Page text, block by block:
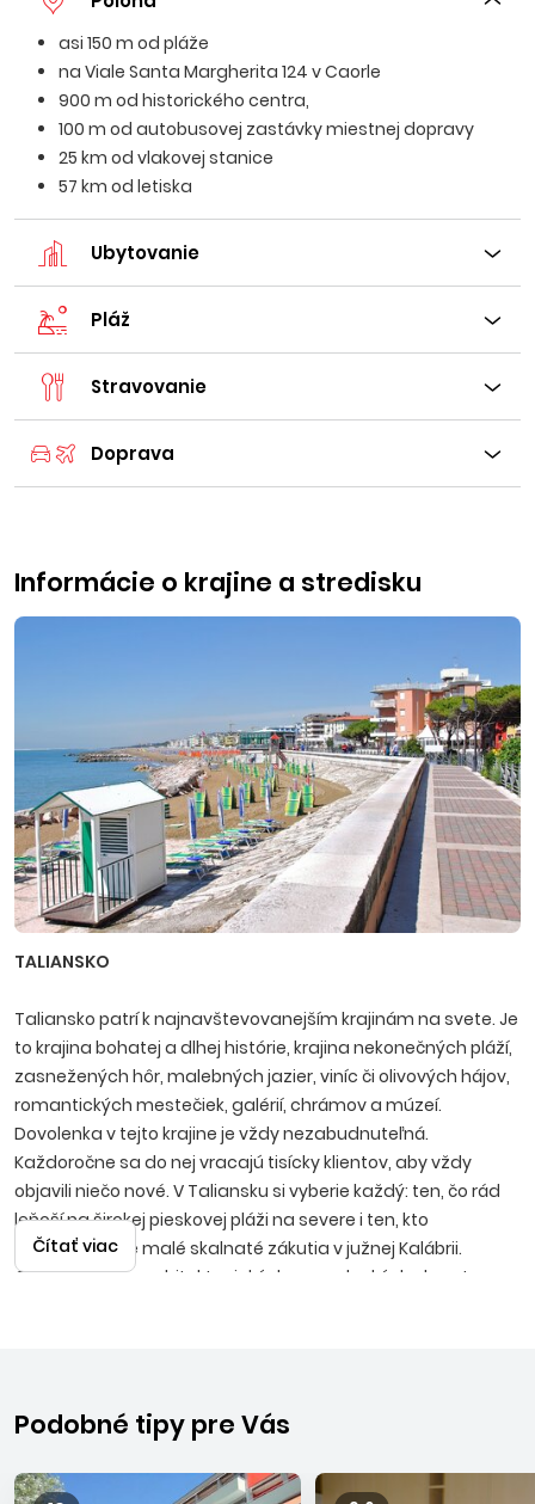
asi 150 m od pláže
na Viale Santa Margherita 124 v Caorle
900 m od historického centra,
100 m od autobusovej zastávky miestnej dopravy
25 km od vlakovej stanice
57 km od letiska
Ubytovanie
Pláž
Stravovanie
Doprava
Informácie o krajine a stredisku
TALIANSKO
Taliansko patrí k najnavštevovanejším krajinám na svete. Je
to krajina bohatej a dlhej histórie, krajina nekonečných pláží,
zasnežených hôr, malebných jazier, viníc či olivových hájov,
romantických mestečiek, galérií, chrámov a múzeí.
Dovolenka v tejto krajine je vždy nezabudnuteľná.
Každoročne sa do nej vracajú tisícky klientov, aby vždy
objavili niečo nové. V Taliansku si vyberie každý: ten, čo rád
leňoší na širokej pieskovej pláži na severe i ten, kto
uprednostňuje malé skalnaté zákutia v južnej Kalábrii.
Obdivovatelia architektonických a umeleckých skvostov
Čítať viac
Podobné tipy pre Vás